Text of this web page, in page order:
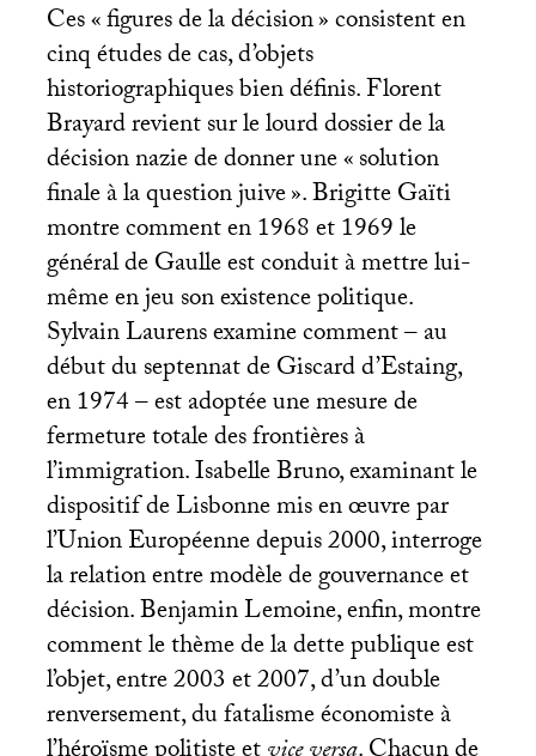
Ces «figures de la décision» consistent en
cinq études de cas, d’objets
historiographiques bien définis. Florent
Brayard revient sur le lourd dossier de la
décision nazie de donner une «solution
finale à la question juive». Brigitte Gaïti
montre comment en 1968 et 1969 le
général de Gaulle est conduit à mettre lui-
même en jeu son existence politique.
Sylvain Laurens examine comment – au
début du septennat de Giscard d’Estaing,
en 1974 – est adoptée une mesure de
fermeture totale des frontières à
l’immigration. Isabelle Bruno, examinant le
dispositif de Lisbonne mis en œuvre par
l’Union Européenne depuis 2000, interroge
la relation entre modèle de gouvernance et
décision. Benjamin Lemoine, enfin, montre
comment le thème de la dette publique est
l’objet, entre 2003 et 2007, d’un double
renversement, du fatalisme économiste à